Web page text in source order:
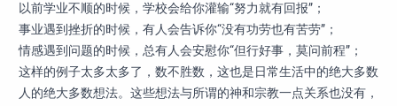
以前学业不顺的时候，学校会给你灌输“努力就有回报”；
事业遇到挫折的时候，有人会告诉你“没有功劳也有苦劳”；
情感遇到问题的时候，总有人会安慰你“但行好事，莫问前程”；
这样的例子太多太多了，数不胜数，这也是日常生活中的绝大多数
人的绝大多数想法。这些想法与所谓的神和宗教一点关系也没有，